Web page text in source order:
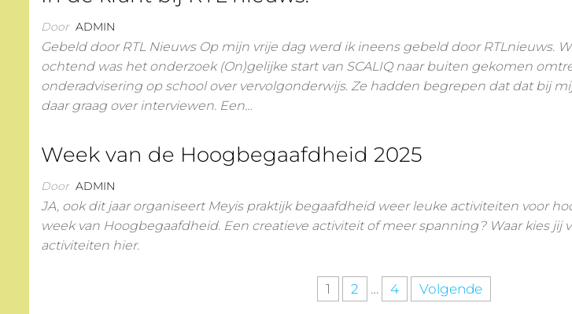
Door ADMIN
Gebeld door RTL Nieuws Op mijn vrije dag werd ik ineens gebeld door RTLnieuws.
ochtend was het onderzoek (On)gelijke start van SCALIQ naar buiten gekomen
onderadvisering op school over vervolgonderwijs. Ze hadden begrepen dat dat bij
daar graag over interviewen. Een…
Week van de Hoogbegaafdheid 2025
Door ADMIN
JA, ook dit jaar organiseert Meyis praktijk begaafdheid weer leuke activiteiten voor
week van Hoogbegaafdheid. Een creatieve activiteit of meer spanning? Waar kies jij
activiteiten hier.
1 2 … 4 Volgende